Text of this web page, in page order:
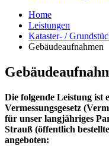
Home
Leistungen
Kataster- /
Gebäudeaufnahmen
Die folgende Leistung ist
Vermessungsgesetz
für unser langjähriges
Strauß (öffentlich
angeboten: